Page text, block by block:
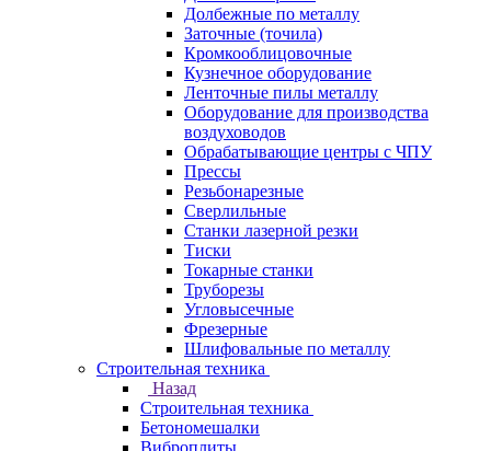
Долбежные по металлу
Заточные (точила)
Кромкооблицовочные
Кузнечное оборудование
Ленточные пилы металлу
Оборудование для производства
воздуховодов
Обрабатывающие центры с ЧПУ
Прессы
Резьбонарезные
Сверлильные
Станки лазерной резки
Тиски
Токарные станки
Труборезы
Угловысечные
Фрезерные
Шлифовальные по металлу
Строительная техника
Назад
Строительная техника
Бетономешалки
Виброплиты